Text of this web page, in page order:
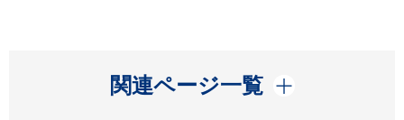
関連ページ一覧
開く